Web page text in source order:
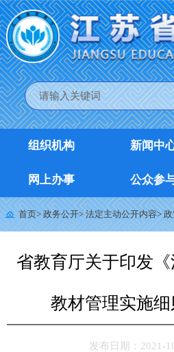
组织机构 新闻中
网上办事 公众参
首页>政务公开>法定主动公开内容>
省教育厅关于印发
教材管理实施
发布日期：2021-